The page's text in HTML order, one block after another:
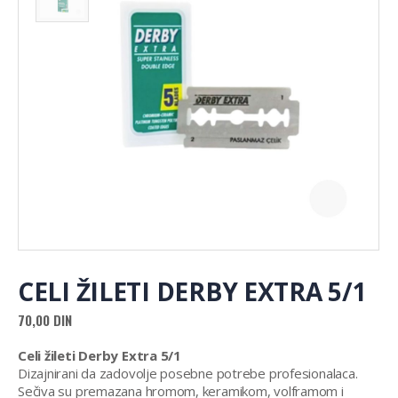
CELI ŽILETI DERBY EXTRA 5/1
70,00 DIN
Celi žileti Derby Extra 5/1
Dizajnirani da zadovolje posebne potrebe profesionalaca.
Sečiva su premazana hromom, keramikom, volframom i